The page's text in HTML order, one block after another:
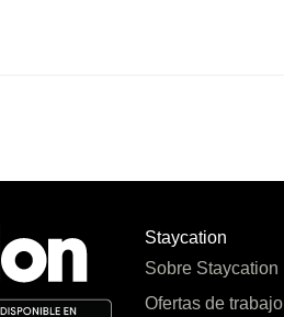
Staycation
Sobre Staycation
Ofertas de trabajo